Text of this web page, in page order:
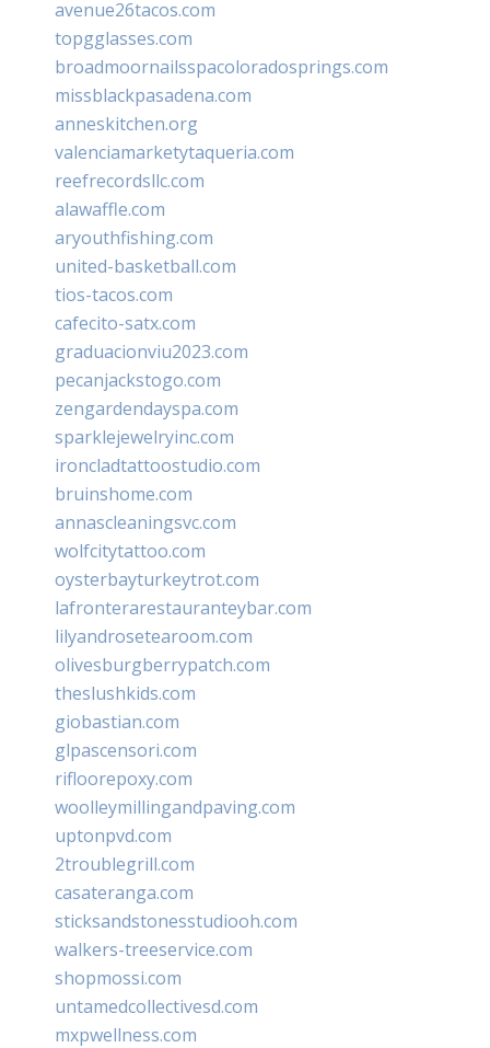
avenue26tacos.com
topgglasses.com
broadmoornailsspacoloradosprings.com
missblackpasadena.com
anneskitchen.org
valenciamarketytaqueria.com
reefrecordsllc.com
alawaffle.com
aryouthfishing.com
united-basketball.com
tios-tacos.com
cafecito-satx.com
graduacionviu2023.com
pecanjackstogo.com
zengardendayspa.com
sparklejewelryinc.com
ironcladtattoostudio.com
bruinshome.com
annascleaningsvc.com
wolfcitytattoo.com
oysterbayturkeytrot.com
lafronterarestauranteybar.com
lilyandrosetearoom.com
olivesburgberrypatch.com
theslushkids.com
giobastian.com
glpascensori.com
rifloorepoxy.com
woolleymillingandpaving.com
uptonpvd.com
2troublegrill.com
casateranga.com
sticksandstonesstudiooh.com
walkers-treeservice.com
shopmossi.com
untamedcollectivesd.com
mxpwellness.com